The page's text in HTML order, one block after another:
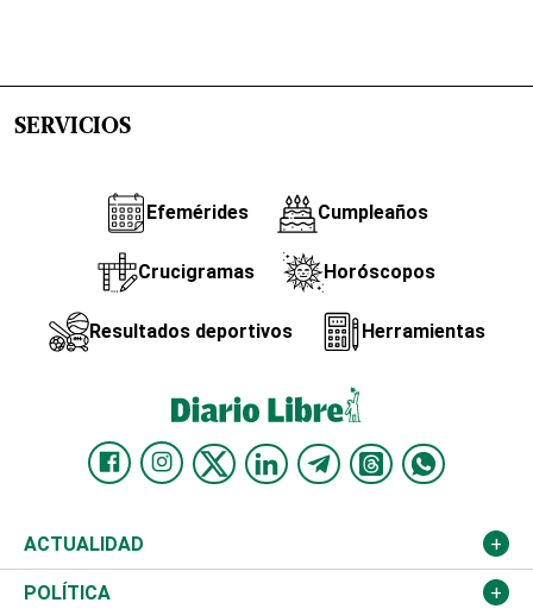
SERVICIOS
Efemérides Cumpleaños
Crucigramas Horóscopos
Resultados deportivos Herramientas
ACTUALIDAD
Nacional
POLÍTICA